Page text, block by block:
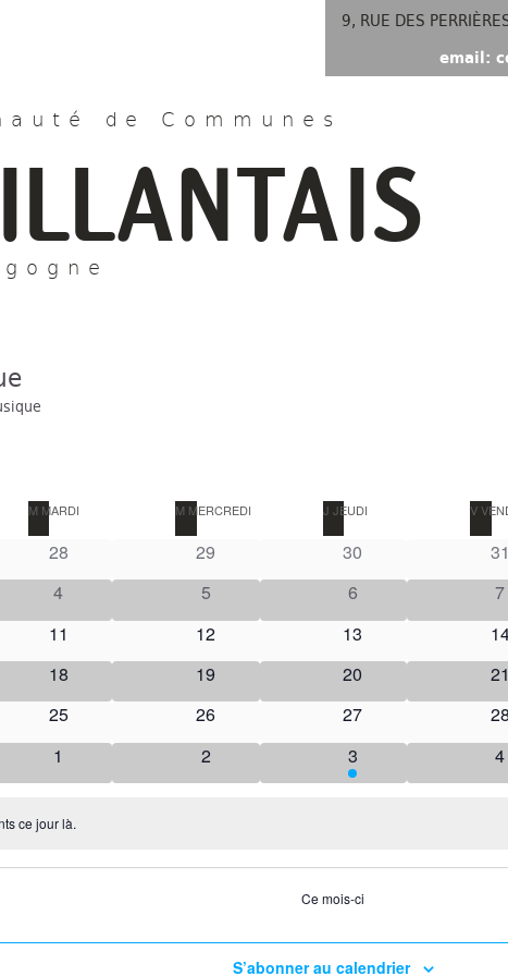
9, RUE DES
email:
de Communes
M MARDI M MERCREDI J JEUDI V
28 29 30 31
4 5 6 7
11 12 13
18 19 20 21
25 26 27 28
1 2 3 4
ce jour là.
Ce mois-ci
S’abonner au calendrier